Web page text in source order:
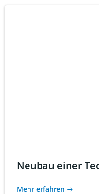
Neubau einer
Mehr erfahren